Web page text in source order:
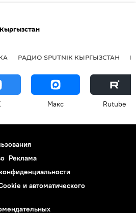
Кыргызстан
РАДИО SPUTNIK КЫРГЫЗСТАН
Макс Rutube
Реклама
и автоматического